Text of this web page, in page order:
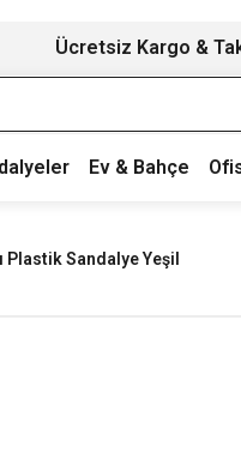
Ücretsiz Kargo &
Ev & Bahçe
Plastik Sandalye Yeşil